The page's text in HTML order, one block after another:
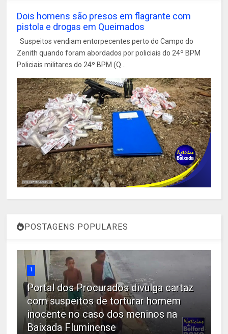
Dois homens são presos em flagrante com
pistola e drogas em Queimados
Suspeitos vendiam entorpecentes perto do Campo do
Zenith quando foram abordados por policiais do 24º BPM
Policiais militares do 24º BPM (Q...
POSTAGENS POPULARES
1
Portal dos Procurados divulga cartaz
com suspeitos de torturar homem
inocente no caso dos meninos na
Baixada Fluminense